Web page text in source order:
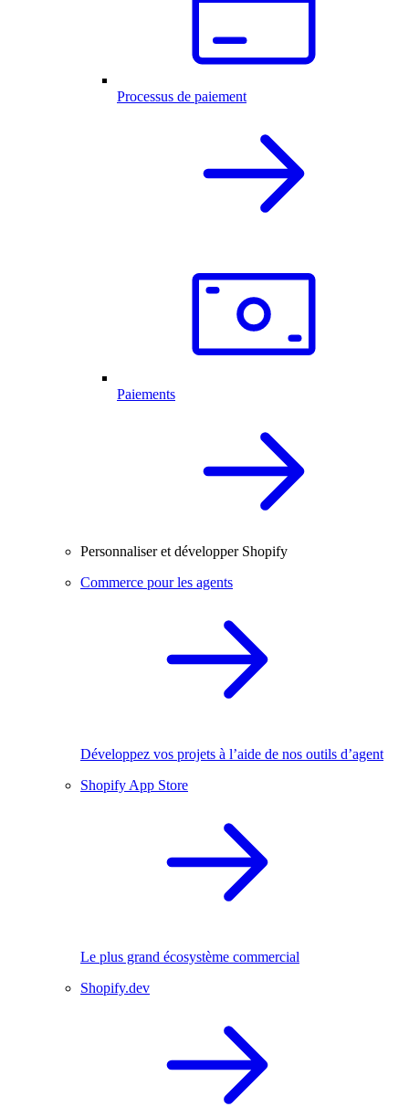
Processus de paiement
Paiements
Personnaliser et développer Shopify
Commerce pour les agents
Développez vos projets à l’aide de nos outils d’agent
Shopify App Store
Le plus grand écosystème commercial
Shopify.dev